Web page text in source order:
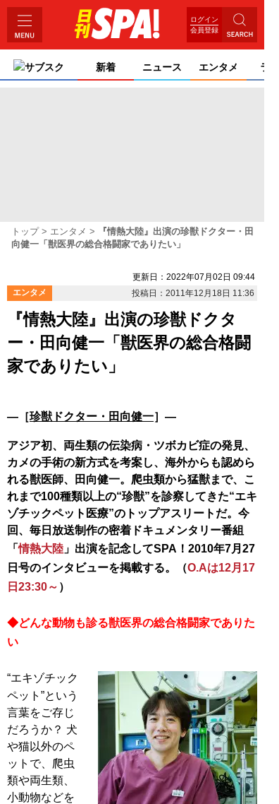
ログイン
会員登録
サブスク 新着 ニュース エンタメ ライ
トップ エンタメ
『情熱大陸』出演の珍獣ドクター・田
向健一「獣医界の総合格闘家でありたい」
更新日：2022年07月02日 09:44
エンタメ
投稿日：2011年12月18日 11:36
『情熱大陸』出演の珍獣ドクタ
ー・田向健一「獣医界の総合格闘
家でありたい」
―［珍獣ドクター・田向健一］―
アジア初、両生類の伝染病・ツボカビ症の発見、
カメの手術の新方式を考案し、海外からも認めら
れる獣医師、田向健一。爬虫類から猛獣まで、こ
れまで100種類以上の“珍獣”を診察してきた“エキ
ゾチックペット医療”のトップアスリートだ。今
回、毎日放送制作の密着ドキュメンタリー番組
「情熱大陸 」出演を記念してSPA！2010年7月27
日号のインタビューを掲載する。（O.Aは12月17
日23:30～ ）
◆どんな動物も診る獣医界の総合格闘家でありた
い
“エキゾチック
ペット”という
言葉をご存じ
だろうか？ 犬
や猫以外のペ
ットで、爬虫
類や両生類、
小動物などを